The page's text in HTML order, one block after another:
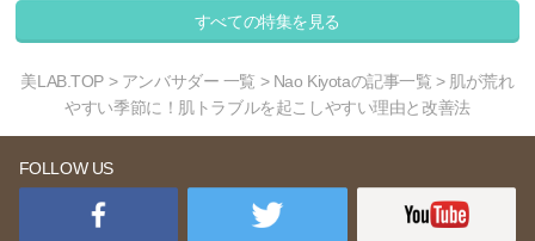
すべての特集を見る
美LAB.TOP > アンバサダー 一覧 > Nao Kiyotaの記事一覧 > 肌が荒れ
やすい季節に！肌トラブルを起こしやすい理由と改善法
FOLLOW US